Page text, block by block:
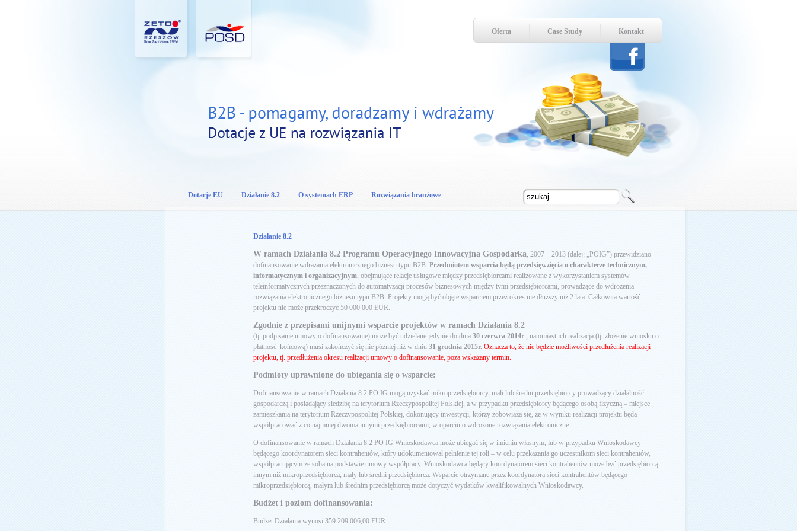
Oferta Case Study Kontakt
Dotacje EU Działanie 8.2 O systemach ERP Rozwiązania branżowe
Działanie 8.2
W ramach Działania 8.2 Programu Operacyjnego Innowacyjna Gospodarka, 2007 – 2013 (dalej: „POIG”) przewidziano
dofinansowanie wdrażania elektronicznego biznesu typu B2B. Przedmiotem wsparcia będą przedsięwzięcia o charakterze technicznym,
informatycznym i organizacyjnym, obejmujące relacje usługowe między przedsiębiorcami realizowane z wykorzystaniem systemów
teleinformatycznych przeznaczonych do automatyzacji procesów biznesowych między tymi przedsiębiorcami, prowadzące do wdrożenia
rozwiązania elektronicznego biznesu typu B2B. Projekty mogą być objęte wsparciem przez okres nie dłuższy niż 2 lata. Całkowita wartość
projektu nie może przekroczyć 50 000 000 EUR.
Zgodnie z przepisami unijnymi wsparcie projektów w ramach Działania 8.2
(tj. podpisanie umowy o dofinansowanie) może być udzielane jedynie do dnia 30 czerwca 2014r., natomiast ich realizacja (tj. złożenie wniosku o
płatność końcową) musi zakończyć się nie później niż w dniu 31 grudnia 2015r..Oznacza to, że nie będzie możliwości przedłużenia realizacji
projektu, tj. przedłużenia okresu realizacji umowy o dofinansowanie, poza wskazany termin.
Podmioty uprawnione do ubiegania się o wsparcie:
Dofinansowanie w ramach Działania 8.2 PO IG mogą uzyskać mikroprzedsiębiorcy, mali lub średni przedsiębiorcy prowadzący działalność
gospodarczą i posiadający siedzibę na terytorium Rzeczypospolitej Polskiej, a w przypadku przedsiębiorcy będącego osobą fizyczną – miejsce
zamieszkania na terytorium Rzeczypospolitej Polskiej, dokonujący inwestycji, którzy zobowiążą się, że w wyniku realizacji projektu będą
współpracować z co najmniej dwoma innymi przedsiębiorcami, w oparciu o wdrożone rozwiązania elektroniczne.
O dofinansowanie w ramach Działania 8.2 PO IG Wnioskodawca może ubiegać się w imieniu własnym, lub w przypadku Wnioskodawcy
będącego koordynatorem sieci kontrahentów, który udokumentował pełnienie tej roli – w celu przekazania go uczestnikom sieci kontrahentów,
współpracującym ze sobą na podstawie umowy współpracy. Wnioskodawca będący koordynatorem sieci kontrahentów może być przedsiębiorcą
innym niż mikroprzedsiębiorca, mały lub średni przedsiębiorca. Wsparcie otrzymane przez koordynatora sieci kontrahentów będącego
mikroprzedsiębiorcą, małym lub średnim przedsiębiorcą może dotyczyć wydatków kwalifikowalnych Wnioskodawcy.
Budżet i poziom dofinansowania:
Budżet Działania wynosi 359 209 006,00 EUR.